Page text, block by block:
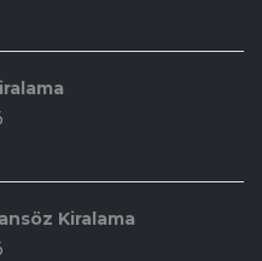
Kiralama